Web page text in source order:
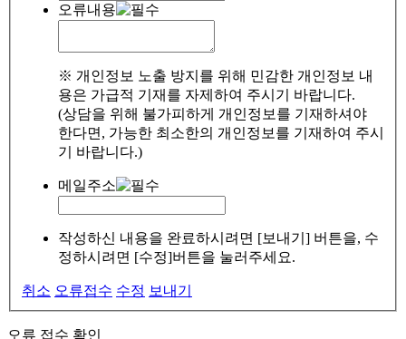
오류내용
※ 개인정보 노출 방지를 위해 민감한 개인정보 내
용은 가급적 기재를 자제하여 주시기 바랍니다.
(상담을 위해 불가피하게 개인정보를 기재하셔야
한다면, 가능한 최소한의 개인정보를 기재하여 주시
기 바랍니다.)
메일주소
작성하신 내용을 완료하시려면 [보내기] 버튼을, 수
정하시려면 [수정]버튼을 눌러주세요.
취소 오류접수 수정 보내기
오류 접수 확인